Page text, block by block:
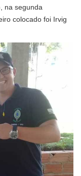
na segunda
colocado foi Irvig